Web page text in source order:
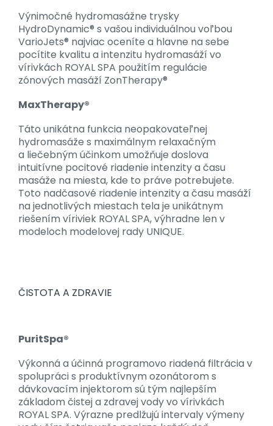
Výnimočné hydromasážne trysky
HydroDynamic® s vašou individuálnou voľbou
VarioJets® najviac oceníte a hlavne na sebe
pocítite kvalitu a intenzitu hydromasáží vo
vírivkách ROYAL SPA použitím regulácie
zónových masáží ZonTherapy®
MaxTherapy®
Táto unikátna funkcia neopakovateľnej
hydromasáže s maximálnym relaxačným
a liečebným účinkom umožňuje doslova
intuitívne pocitové riadenie intenzity a času
masáže na miesta, kde to práve potrebujete.
Toto nadčasové riadenie intenzity a času masáží
na jednotlivých miestach tela je unikátnym
riešením víriviek ROYAL SPA, výhradne len v
modeloch modelovej rady UNIQUE.
ČISTOTA A ZDRAVIE
PuritSpa®
Výkonná a účinná programovo riadená filtrácia v
spolupráci s produktívnym ozonátorom s
dávkovacím injektorom sú tým najlepším
základom čistej a zdravej vody vo vírivkách
ROYAL SPA. Výrazne predlžujú intervaly výmeny